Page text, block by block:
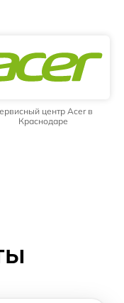
центр Acer в
Краснодаре